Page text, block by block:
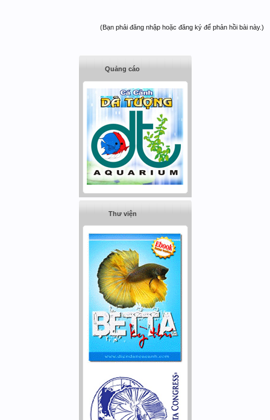
(Bạn phải đăng nhập hoặc đăng ký để phản hồi bài này.)
Quảng cáo
Thư viện